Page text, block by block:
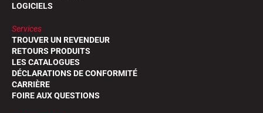
LOGICIELS
Services
TROUVER UN REVENDEUR
RETOURS PRODUITS
LES CATALOGUES
DÉCLARATIONS DE CONFORMITÉ
CARRIÈRE
FOIRE AUX QUESTIONS